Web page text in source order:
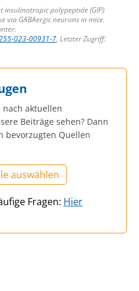
insulinotropic polypeptide (GIP)
via GABAergic neurons in mice.
023-00931-7, Letzter Zugriff:
nach aktuellen
Beiträge sehen? Dann
bevorzugten Quellen
auswählen
Fragen: Hier